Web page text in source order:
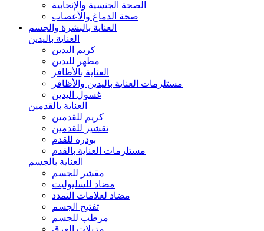
الصحة الجنسية والإنجابية
صحة الدماغ والأعصاب
العناية بالبشرة والجسم
العناية باليدين
كريم اليدين
مطهر لليدين
العناية بالأظافر
مستلزمات العناية باليدين والأظافر
غسول اليدين
العناية بالقدمين
كريم للقدمين
تقشير للقدمين
بودرة للقدم
مستلزمات العناية بالقدم
العناية بالجسم
مقشر للجسم
مضاد للسليوليت
مضاد لعلامات التمدد
تفتيح الجسم
مرطب للجسم
مزيلات العرق